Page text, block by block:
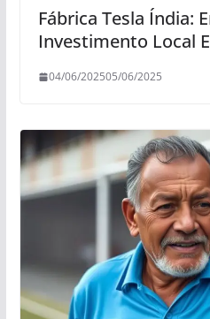
Fábrica Tesla Índia:
Investimento Local
04/06/202505/06/2025